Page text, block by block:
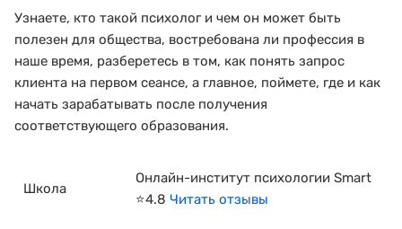
Узнаете, кто такой психолог и чем он может быть
полезен для общества, востребована ли профессия в
наше время, разберетесь в том, как понять запрос
клиента на первом сеансе, а главное, поймете, где и как
начать зарабатывать после получения
соответствующего образования.
Школа
Онлайн-институт психологии Smart
⭐4.8 Читать отзывы